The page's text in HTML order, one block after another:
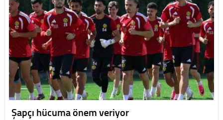
Şapçı hücuma önem veriyor